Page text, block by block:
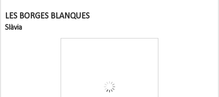
LES BORGES BLANQUES
Slàvia